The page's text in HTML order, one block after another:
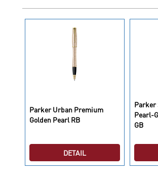
Parker Urban Premium
Golden Pearl RB
DETAIL
Parker
Pearl-
GB